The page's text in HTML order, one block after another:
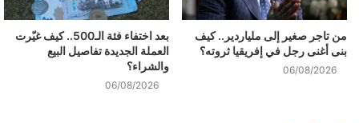
من تاجر صغير إلى ملياردير.. كيف
بنى أغنى رجل في إفريقيا ثروته؟
06/08/2026
بعد اختفاء فئة الـ500.. كيف غيّرت
العملة الجديدة تفاصيل البيع
والشراء؟
06/08/2026